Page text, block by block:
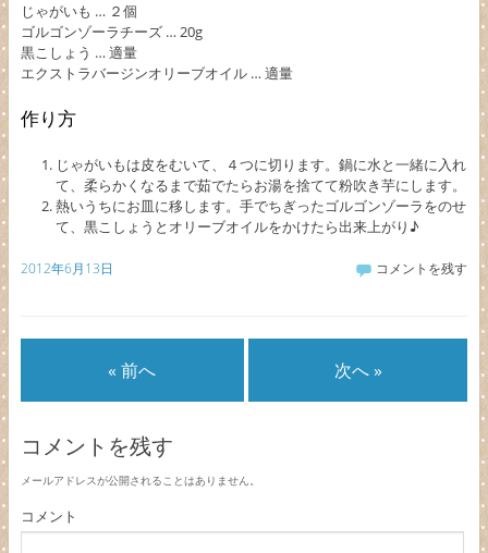
じゃがいも … ２個
ゴルゴンゾーラチーズ … 20g
黒こしょう … 適量
エクストラバージンオリーブオイル … 適量
作り方
じゃがいもは皮をむいて、４つに切ります。鍋に水と一緒に入れ
て、柔らかくなるまで茹でたらお湯を捨てて粉吹き芋にします。
熱いうちにお皿に移します。手でちぎったゴルゴンゾーラをのせ
て、黒こしょうとオリーブオイルをかけたら出来上がり♪
2012年6月13日 コメントを残す
« 前へ 次へ »
コメントを残す
メールアドレスが公開されることはありません。
コメント